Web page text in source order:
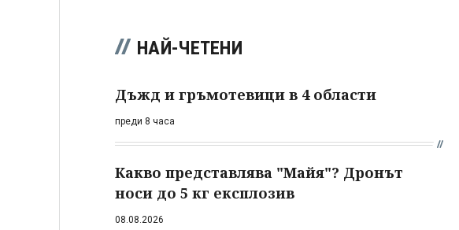
НАЙ-ЧЕТЕНИ
Дъжд и гръмотевици в 4 области
преди 8 часа
Какво представлява "Майя"? Дронът
носи до 5 кг експлозив
08.08.2026